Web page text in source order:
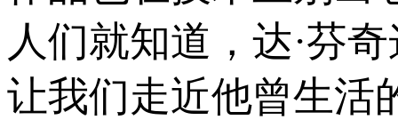
人们就知道，达·芬
让我们走近他曾生活